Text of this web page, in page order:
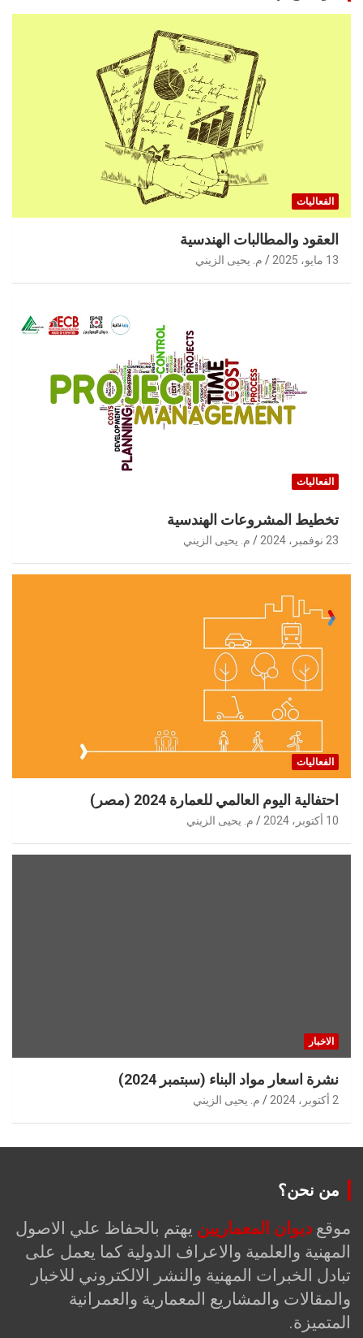
الفعاليات
العقود والمطالبات الهندسية
13 مايو، 2025 م. يحيى الزيني
الفعاليات
تخطيط المشروعات الهندسية
23 نوفمبر، 2024 م. يحيى الزيني
الفعاليات
احتفالية اليوم العالمي للعمارة 2024 (مصر)
10 أكتوبر، 2024 م. يحيى الزيني
الاخبار
نشرة اسعار مواد البناء (سبتمبر 2024)
2 أكتوبر، 2024 م. يحيى الزيني
من نحن؟
موقع ديوان المعماريين يهتم بالحفاظ علي الاصول
المهنية والعلمية والاعراف الدولية كما يعمل على
تبادل الخبرات المهنية والنشر الالكتروني للاخبار
والمقالات والمشاريع المعمارية والعمرانية
المتميزة.